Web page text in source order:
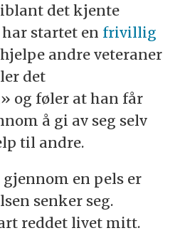
det kjente
startet en frivillig
andre veteraner
det
og føler at han får
å gi av seg selv
til andre.
en pels er
senker seg.
reddet livet mitt.